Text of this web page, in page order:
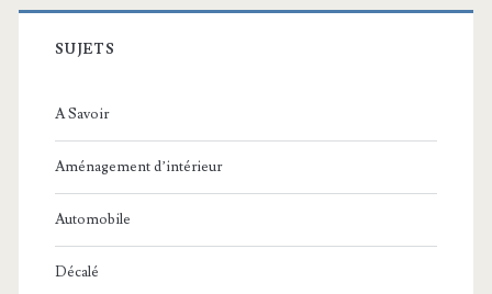
SUJETS
A Savoir
Aménagement d’intérieur
Automobile
Décalé